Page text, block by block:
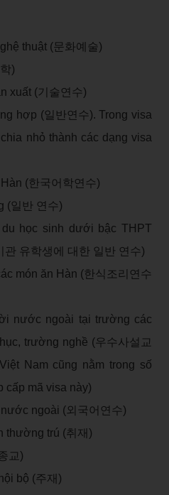
thuật (문화예술)
)
xuất (기술연수)
hợp (일반연수). Trong visa
nhỏ thành các dạng visa
(한국어학연수)
(일반 연수)
học sinh dưới bậc THPT
관 유학생에 대한 일반 연수)
món ăn Hàn (한식조리연수
nước ngoài tại trường các
trường nghề (우수사설교
Nam cũng nằm trong số
mã visa này)
ngoài (외국어연수)
thường trú (취재)
교)
bộ (주재)